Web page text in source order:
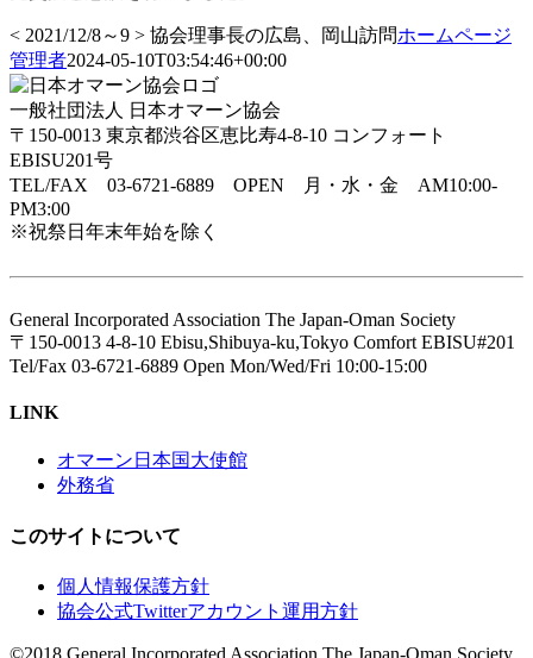
< 2021/12/8～9 > 協会理事長の広島、岡山訪問ホームページ
管理者2024-05-10T03:54:46+00:00
一般社団法人 日本オマーン協会
〒150-0013 東京都渋谷区恵比寿4-8-10 コンフォート
EBISU201号
TEL/FAX 03-6721-6889 OPEN 月・水・金 AM10:00-
PM3:00
※祝祭日年末年始を除く
General Incorporated Association The Japan-Oman Society
〒150-0013 4-8-10 Ebisu,Shibuya-ku,Tokyo Comfort EBISU#201
Tel/Fax 03-6721-6889 Open Mon/Wed/Fri 10:00-15:00
LINK
オマーン日本国大使館
外務省
このサイトについて
個人情報保護方針
協会公式Twitterアカウント運用方針
©2018 General Incorporated Association The Japan-Oman Society